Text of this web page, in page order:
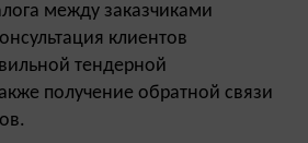
между заказчиками
клиентов
тендерной
получение обратной связи